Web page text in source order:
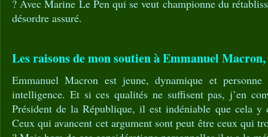
? Avec Marine Le Pen qui se veut championne du
désordre assuré.
Les raisons de mon soutien à Emmanuel Macron,
Emmanuel Macron est jeune, dynamique et
intelligence. Et si ces qualités ne suffisent pas, j’en
Président de la République, il est indéniable que cela y
Ceux qui avancent cet argument sont peut être ceux qui